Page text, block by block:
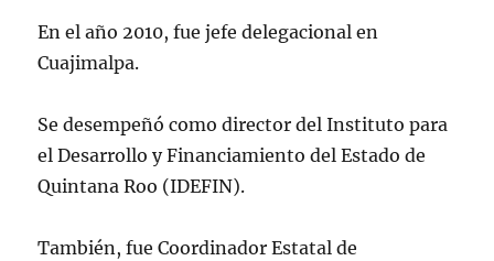
En el año 2010, fue jefe delegacional en
Cuajimalpa.
Se desempeñó como director del Instituto para
el Desarrollo y Financiamiento del Estado de
Quintana Roo (IDEFIN).
También, fue Coordinador Estatal de